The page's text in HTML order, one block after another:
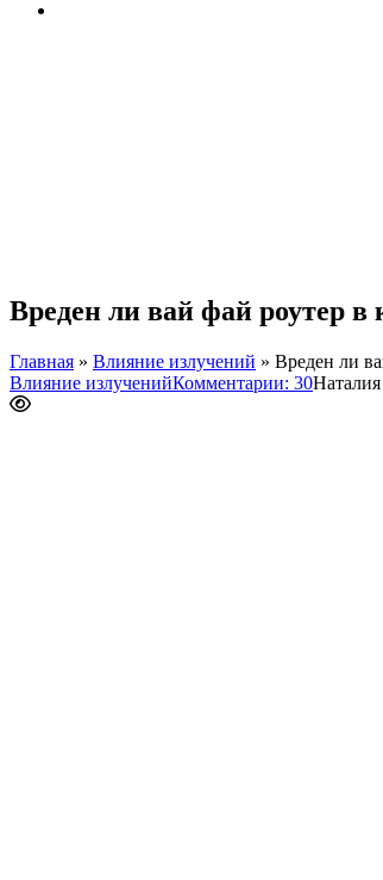
Вреден ли вай фай роутер в
Главная » Влияние излучений » Вреден ли
Влияние излученийКомментарии: 30